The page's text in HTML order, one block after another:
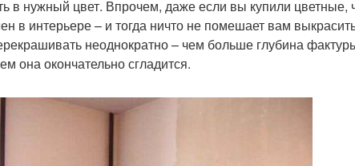
в нужный цвет. Впрочем, даже если вы купили цветные,
в интерьере – и тогда ничто не помешает вам
неоднократно – чем больше глубина
она окончательно сгладится.